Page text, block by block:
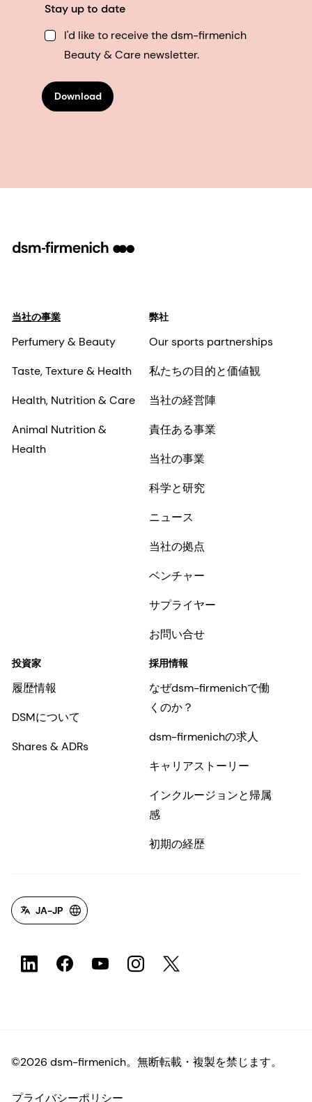
Stay up to date
I'd like to receive the dsm-firmenich
Beauty & Care newsletter.
Download
当社の事業
Perfumery & Beauty
Taste, Texture & Health
Health, Nutrition & Care
Animal Nutrition &
Health
弊社
Our sports partnerships
私たちの目的と価値観
当社の経営陣
責任ある事業
当社の事業
科学と研究
ニュース
当社の拠点
ベンチャー
サプライヤー
お問い合せ
投資家
履歴情報
DSMについて
Shares & ADRs
採用情報
なぜdsm-firmenichで働
くのか？
dsm-firmenichの求人
キャリアストーリー
インクルージョンと帰属
感
初期の経歴
JA-JP
©2026 dsm-firmenich。無断転載・複製を禁じます。
プライバシーポリシー